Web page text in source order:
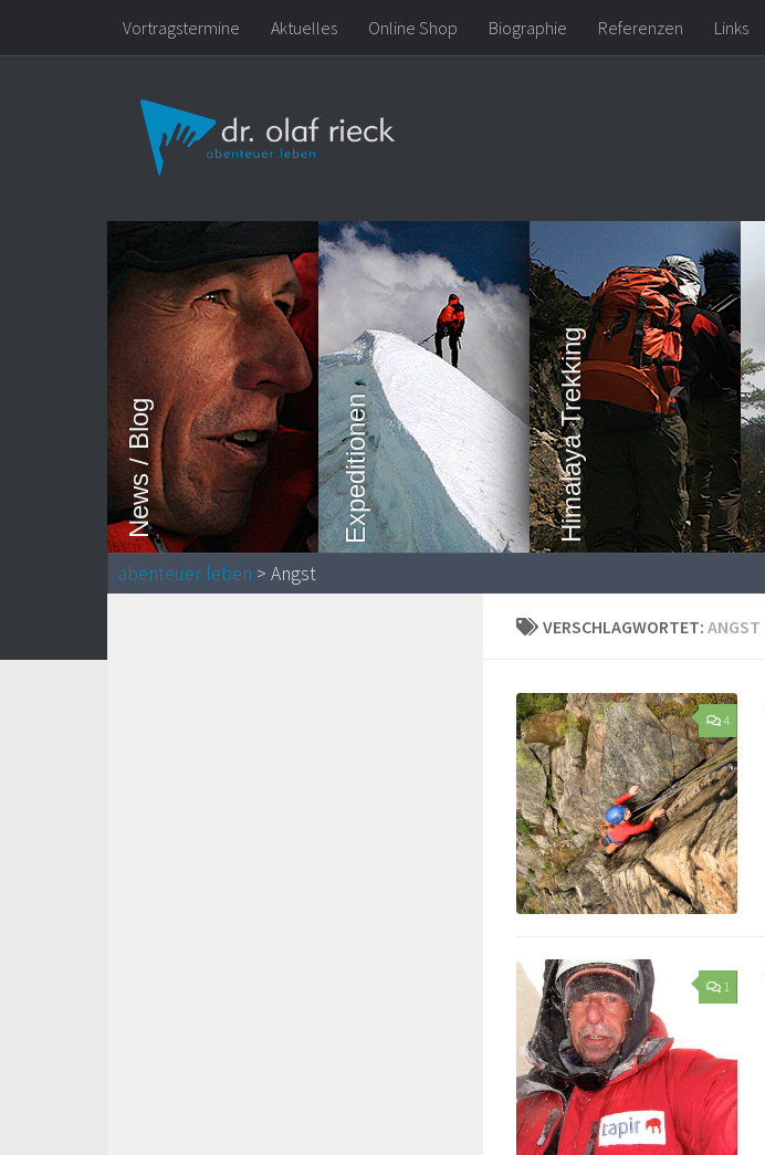
Zum Inhalt springen
Vortragstermine Aktuelles Online Shop Biographie Referenzen Links
News / Blog Expeditionen Himalaya Trekking
abenteuer leben > Angst
VERSCHLAGWORTET: ANGST
4
1